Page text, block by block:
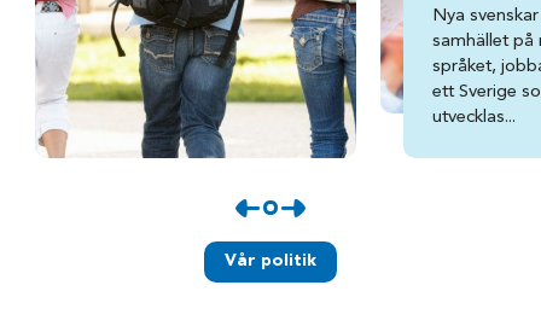
Nya
samhället på
språket,
ett Sverige
utvecklas...
Vår politik